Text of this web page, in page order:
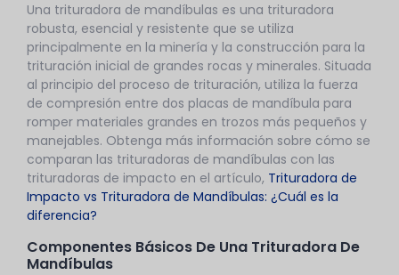
Una trituradora de mandíbulas es una trituradora
robusta, esencial y resistente que se utiliza
principalmente en la minería y la construcción para la
trituración inicial de grandes rocas y minerales. Situada
al principio del proceso de trituración, utiliza la fuerza
de compresión entre dos placas de mandíbula para
romper materiales grandes en trozos más pequeños y
manejables. Obtenga más información sobre cómo se
comparan las trituradoras de mandíbulas con las
trituradoras de impacto en el artículo, Trituradora de
Impacto vs Trituradora de Mandíbulas: ¿Cuál es la
diferencia?
Componentes Básicos De Una Trituradora De
Mandíbulas